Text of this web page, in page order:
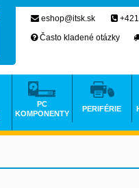
eshop@itsk.sk
Často kladené otázky
PC
KOMPONENTY
PERIFÉRIE